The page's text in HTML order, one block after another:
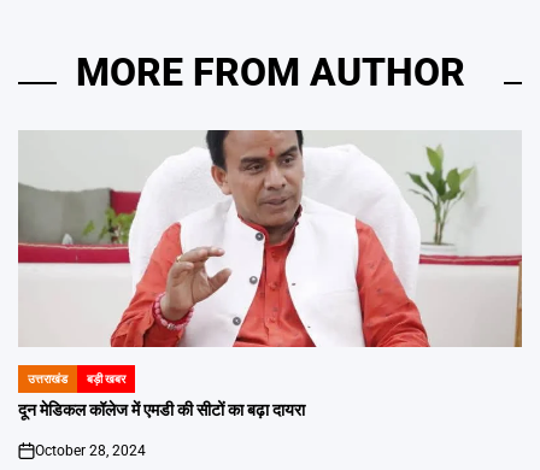
MORE FROM AUTHOR
POSTED
IN
उत्तराखंड बड़ी खबर
दून मेडिकल कॉलेज में एमडी की सीटों का बढ़ा दायरा
on
October 28, 2024